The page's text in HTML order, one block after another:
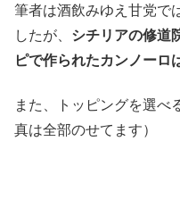
筆者は酒飲みゆえ甘党で
したが、 シチリアの修道
ピで作られたカンノーロ
また、トッピングを選べ
真は全部のせてます）